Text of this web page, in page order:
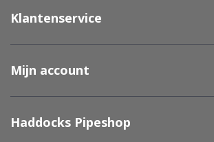
Klantenservice
Mijn account
Haddocks Pipeshop